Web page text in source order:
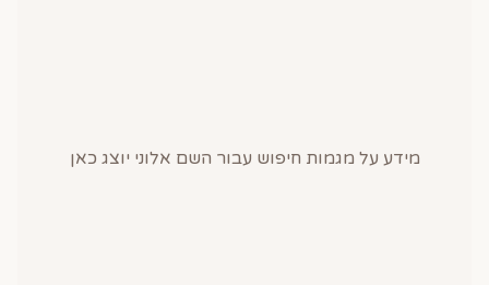
מידע על מגמות חיפוש עבור השם אלוני יוצג כאן